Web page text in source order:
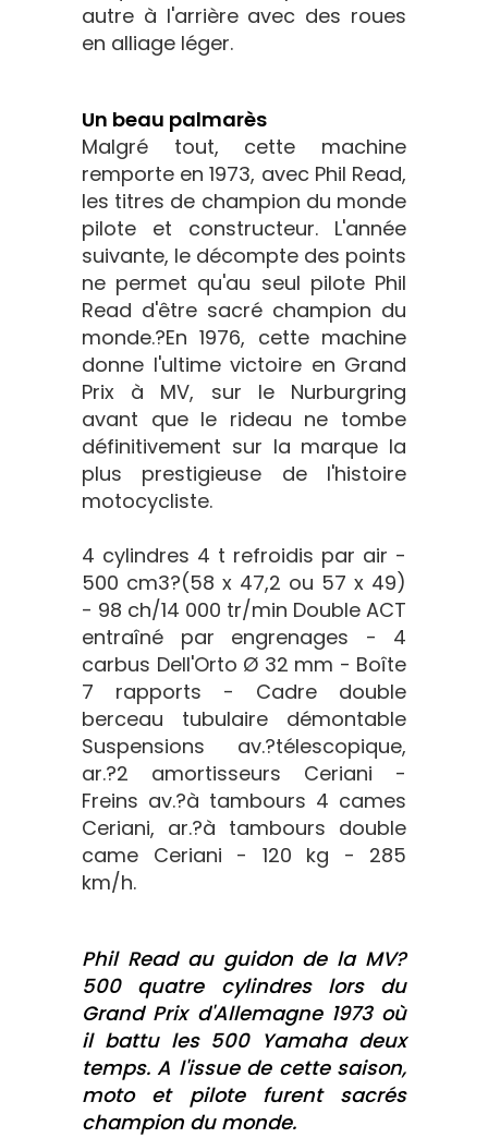
autre à l'arrière avec des roues
en alliage léger.
Un beau palmarès
Malgré tout, cette machine
remporte en 1973, avec Phil Read,
les titres de champion du monde
pilote et constructeur. L'année
suivante, le décompte des points
ne permet qu'au seul pilote Phil
Read d'être sacré champion du
monde.?En 1976, cette machine
donne l'ultime victoire en Grand
Prix à MV, sur le Nurburgring
avant que le rideau ne tombe
définitivement sur la marque la
plus prestigieuse de l'histoire
motocycliste.
4 cylindres 4 t refroidis par air -
500 cm3?(58 x 47,2 ou 57 x 49)
- 98 ch/14 000 tr/min Double ACT
entraîné par engrenages - 4
carbus Dell'Orto Ø 32 mm - Boîte
7 rapports - Cadre double
berceau tubulaire démontable
Suspensions av.?télescopique,
ar.?2 amortisseurs Ceriani -
Freins av.?à tambours 4 cames
Ceriani, ar.?à tambours double
came Ceriani - 120 kg - 285
km/h.
Phil Read au guidon de la MV?
500 quatre cylindres lors du
Grand Prix d'Allemagne 1973 où
il battu les 500 Yamaha deux
temps. A l'issue de cette saison,
moto et pilote furent sacrés
champion du monde.